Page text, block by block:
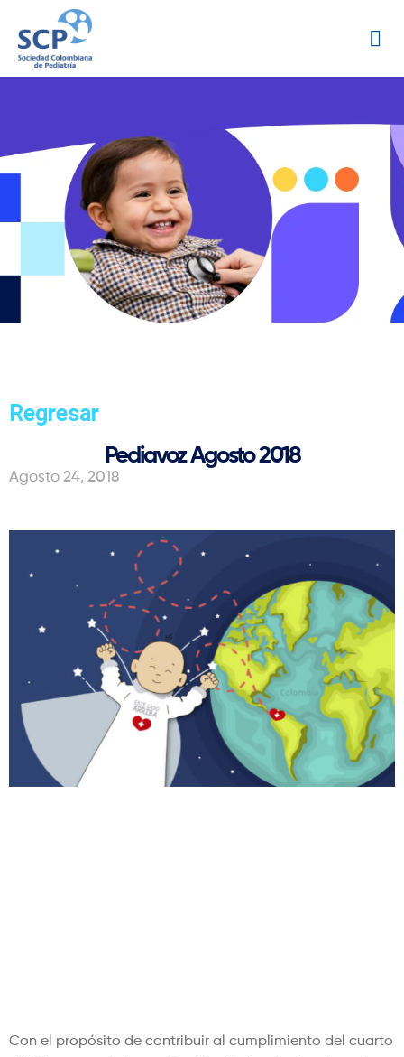
Regresar
Pediavoz Agosto 2018
Agosto 24, 2018
Con el propósito de contribuir al cumplimiento del cuarto